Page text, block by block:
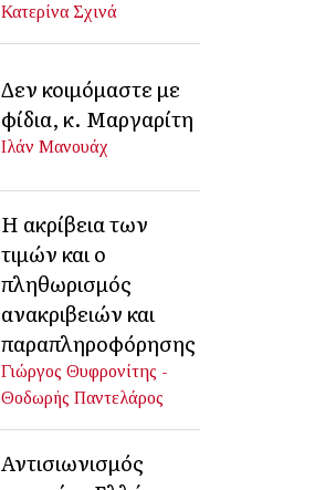
Κατερίνα Σχινά
Δεν κοιμόμαστε με
φίδια, κ. Μαργαρίτη
Ιλάν Μανουάχ
Η ακρίβεια των
τιμών και ο
πληθωρισμός
ανακριβειών και
παραπληροφόρησης
Γιώργος Θυφρονίτης -
Θοδωρής Παντελάρος
Αντισιωνισμός